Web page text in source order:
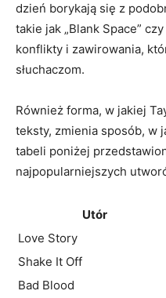
dzień‌ borykają się z
takie jak „Blank Space”
konflikty i zawirowania,
słuchaczom.
Również forma, w jakiej
teksty, ⁢zmienia sposób,⁢ w⁢
tabeli poniżej
‌najpopularniejszych
Utór
Love⁣ Story
Shake It ⁤Off
Bad Blood